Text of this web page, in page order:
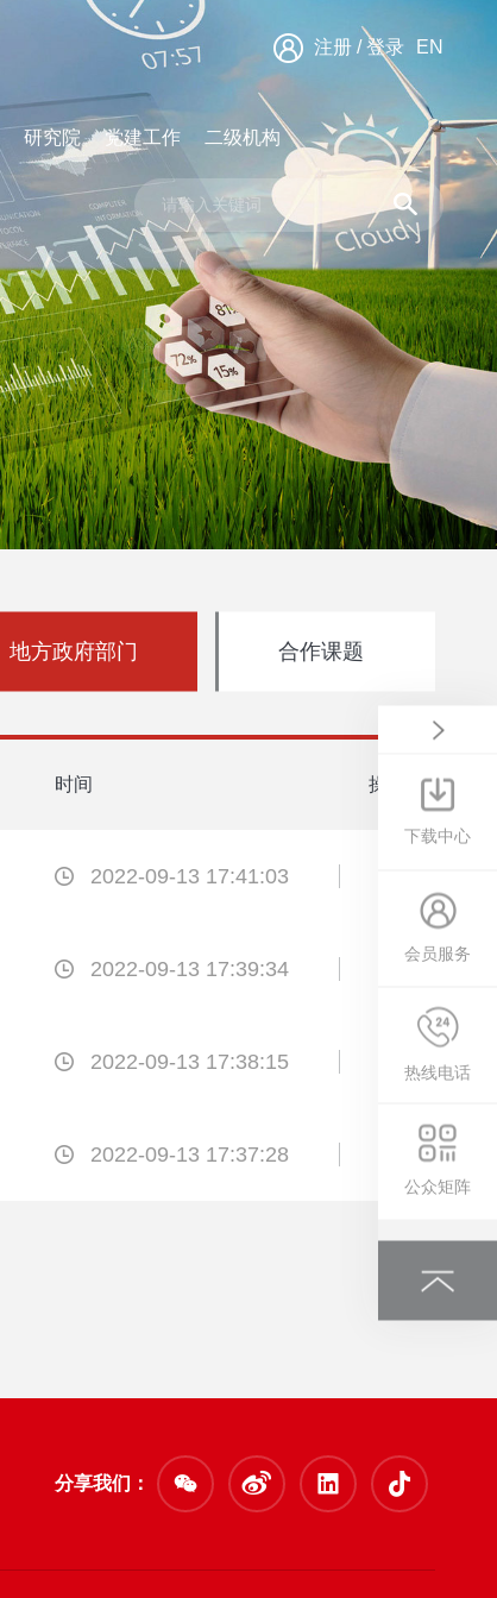
注册 / 登录 EN
研究院 党建工作 二级机构
地方政府部门 合作课题
时间 操作
2022-09-13 17:41:03
2022-09-13 17:39:34
2022-09-13 17:38:15
2022-09-13 17:37:28
分享我们：
下载中心
会员服务
热线电话
公众矩阵